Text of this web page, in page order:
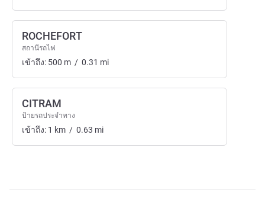
ROCHEFORT
สถานีรถไฟ
เข้าถึง: 500 m / 0.31 mi
CITRAM
ป้ายรถประจำทาง
เข้าถึง: 1 km / 0.63 mi